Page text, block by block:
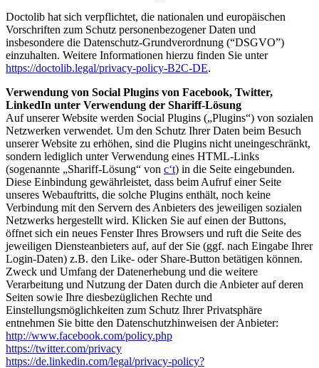
Doctolib hat sich verpflichtet, die nationalen und europäischen
Vorschriften zum Schutz personenbezogener Daten und
insbesondere die Datenschutz-Grundverordnung (“DSGVO”)
einzuhalten. Weitere Informationen hierzu finden Sie unter
https://doctolib.legal/privacy-policy-B2C-DE.
Verwendung von Social Plugins von Facebook, Twitter,
LinkedIn unter Verwendung der Shariff-Lösung
Auf unserer Website werden Social Plugins („Plugins“) von sozialen
Netzwerken verwendet. Um den Schutz Ihrer Daten beim Besuch
unserer Website zu erhöhen, sind die Plugins nicht uneingeschränkt,
sondern lediglich unter Verwendung eines HTML-Links
(sogenannte „Shariff-Lösung“ von c‘t) in die Seite eingebunden.
Diese Einbindung gewährleistet, dass beim Aufruf einer Seite
unseres Webauftritts, die solche Plugins enthält, noch keine
Verbindung mit den Servern des Anbieters des jeweiligen sozialen
Netzwerks hergestellt wird. Klicken Sie auf einen der Buttons,
öffnet sich ein neues Fenster Ihres Browsers und ruft die Seite des
jeweiligen Diensteanbieters auf, auf der Sie (ggf. nach Eingabe Ihrer
Login-Daten) z.B. den Like- oder Share-Button betätigen können.
Zweck und Umfang der Datenerhebung und die weitere
Verarbeitung und Nutzung der Daten durch die Anbieter auf deren
Seiten sowie Ihre diesbezüglichen Rechte und
Einstellungsmöglichkeiten zum Schutz Ihrer Privatsphäre
entnehmen Sie bitte den Datenschutzhinweisen der Anbieter:
http://www.facebook.com/policy.php
https://twitter.com/privacy
https://de.linkedin.com/legal/privacy-policy?